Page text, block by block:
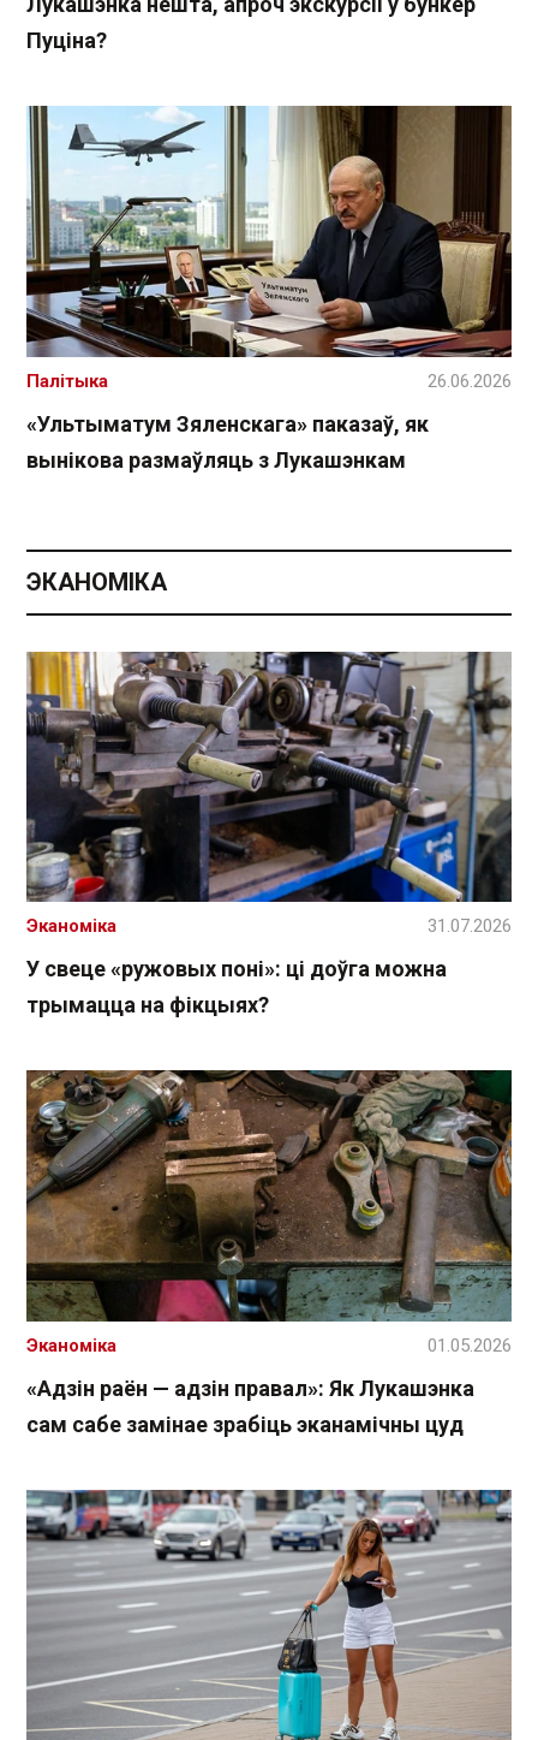
Пуціна?
«Ультыматум Зяленскага» паказаў, як
вынікова размаўляць з Лукашэнкам
Палітыка 26.06.2026
ЭКАНОМІКА
У свеце «ружовых поні»: ці доўга можна
трымацца на фікцыях?
Эканоміка 31.07.2026
«Адзін раён — адзін правал»: Як Лукашэнка
сам сабе замінае зрабіць эканамічны цуд
Эканоміка 01.05.2026